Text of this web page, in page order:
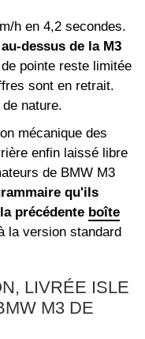
h en 4,2 secondes.
dessus de la M3
pointe reste limitée
sont en retrait.
nature.
mécanique des
enfin laissé libre
de BMW M3
qu'ils
précédente boîte
la version standard
LIVRÉE ISLE
M3 DE